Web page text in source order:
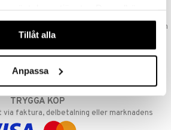
användande av vår webbplats.
Tillåt alla
Anpassa
(gäller varor i lager) skickas normalt ut från
oss samma dag.
AV LÄKEMEDELSVERKET
som visar att vi är godkända av
TRYGGA KÖP
via faktura, delbetalning eller marknadens